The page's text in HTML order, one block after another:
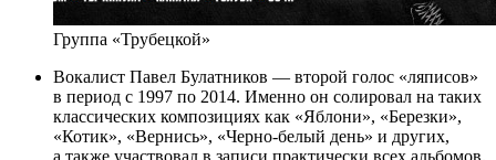
Группа «Трубецкой»
Вокалист Павел Булатников — второй голос «ляписов»
в период с 1997 по 2014. Именно он солировал на таких
классических композициях как «Яблони», «Березки»,
«Котик», «Вернись», «Черно-белый день» и других,